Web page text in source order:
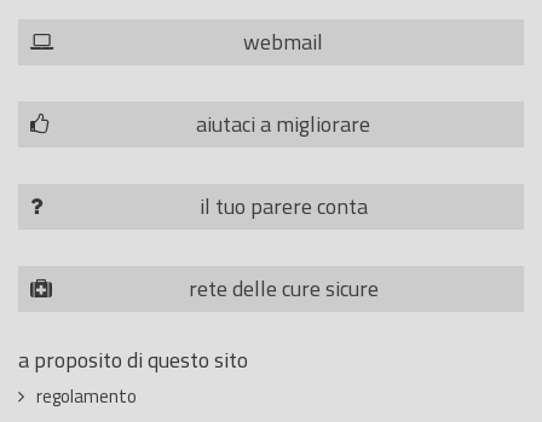
webmail
aiutaci a migliorare
il tuo parere conta
rete delle cure sicure
a proposito di questo sito
regolamento